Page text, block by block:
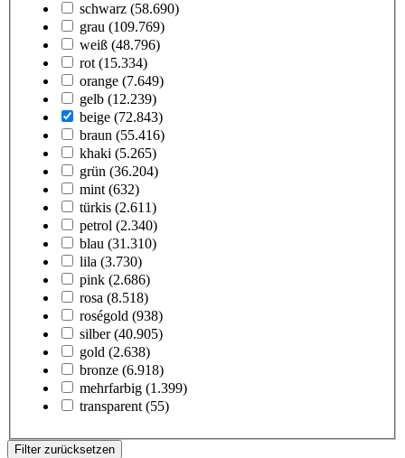
schwarz (58.690)
grau (109.769)
weiß (48.796)
rot (15.334)
orange (7.649)
gelb (12.239)
beige (72.843)
braun (55.416)
khaki (5.265)
grün (36.204)
mint (632)
türkis (2.611)
petrol (2.340)
blau (31.310)
lila (3.730)
pink (2.686)
rosa (8.518)
roségold (938)
silber (40.905)
gold (2.638)
bronze (6.918)
mehrfarbig (1.399)
transparent (55)
Filter zurücksetzen